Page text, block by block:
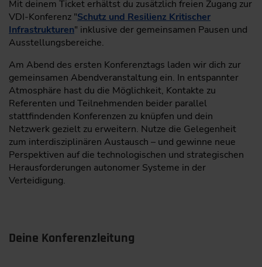
Positionierung von Unternehmen und
Führungskräften
Praxisbeispiele: Von Zurückhaltung zu
Engagement
Angela Kunwald, Geschäftsführerin StratCom One &
Sebastian Fieber, Geschäftsführer DefCom One,
München
Counter UaX und Autonomie
forderungen moderner Verteidigung am Use Case
Drohnenabwehr
werde Sponsor für eine umfassende Präsenz vor und
während der Veranstaltung.
Aussteller oder Sponsor werden!
Mit deinem Ticket erhältst du zusätzlich freien Zugang zur
VDI-Konferenz "Schutz und Resilienz Kritischer
Infrastrukturen" inklusive der gemeinsamen Pausen und
Ausstellungsbereiche.
Am Abend des ersten Konferenztags laden wir dich zur
gemeinsamen Abendveranstaltung ein. In entspannter
Atmosphäre hast du die Möglichkeit, Kontakte zu
Referenten und Teilnehmenden beider parallel
stattfindenden Konferenzen zu knüpfen und dein
Netzwerk gezielt zu erweitern. Nutze die Gelegenheit
zum interdisziplinären Austausch – und gewinne neue
Perspektiven auf die technologischen und strategischen
Herausforderungen autonomer Systeme in der
Verteidigung.
Deine Konferenzleitung